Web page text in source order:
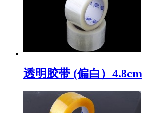
透明胶带 (偏白）4.8cm